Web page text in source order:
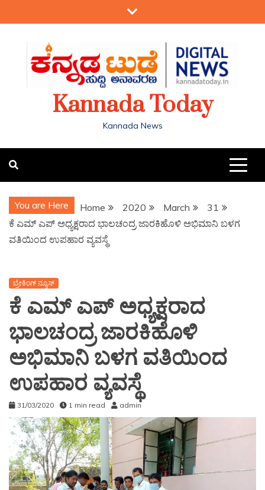
Kannada Today
Kannada News
You are Here Home 2020 March
31
ಕೆ ಎಮ್ ಎಪ್ ಅಧ್ಯಕ್ಷರಾದ ಭಾಲಚಂದ್ರ ಜಾರಕಿಹೊಳಿ ಅಭಿಮಾನಿ ಬಳಗ
ವತಿಯಿಂದ ಉಪಹಾರ ವ್ಯವಸ್ಥೆ
ಬ್ರೇಕಿಂಗ್ ನ್ಯೂಸ್
ಕೆ ಎಮ್ ಎಪ್ ಅಧ್ಯಕ್ಷರಾದ
ಭಾಲಚಂದ್ರ ಜಾರಕಿಹೊಳಿ
ಅಭಿಮಾನಿ ಬಳಗ ವತಿಯಿಂದ
ಉಪಹಾರ ವ್ಯವಸ್ಥೆ
31/03/2020 1 min read admin